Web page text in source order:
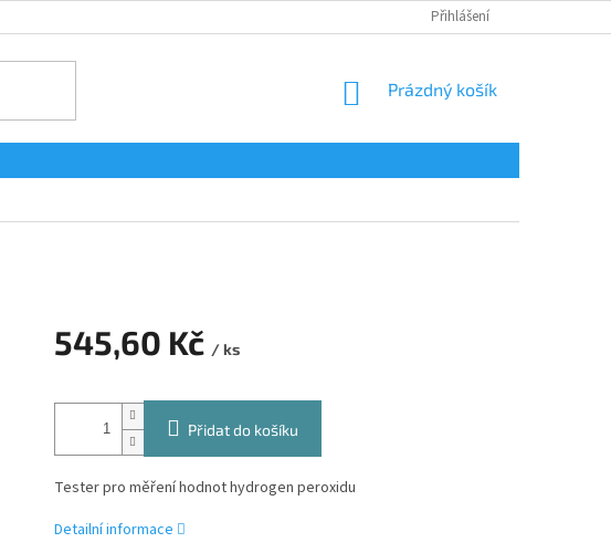
Přihlášení
NÁKUPNÍ
Prázdný košík
545,60 Kč / ks
cena:
Přidat do košíku
Tester pro měření hodnot hydrogen peroxidu
Detailní informace